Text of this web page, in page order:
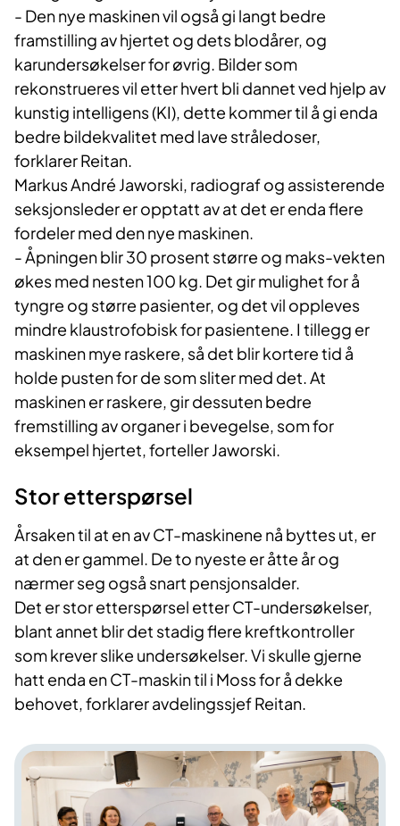
- Den nye maskinen vil også gi langt bedre
framstilling av hjertet og dets blodårer, og
karundersøkelser for øvrig. Bilder som
rekonstrueres vil etter hvert bli dannet ved hjelp av
kunstig intelligens (KI), dette kommer til å gi enda
bedre bildekvalitet med lave stråledoser,
forklarer Reitan.
Markus André Jaworski, radiograf og assisterende
seksjonsleder er opptatt av at det er enda flere
fordeler med den nye maskinen.
- Åpningen blir 30 prosent større og maks-vekten
økes med nesten 100 kg. Det gir mulighet for å
tyngre og større pasienter, og det vil oppleves
mindre klaustrofobisk for pasientene. I tillegg er
maskinen mye raskere, så det blir kortere tid å
holde pusten for de som sliter med det. At
maskinen er raskere, gir dessuten bedre
fremstilling av organer i bevegelse, som for
eksempel hjertet, forteller Jaworski.
Stor etterspørsel
Årsaken til at en av CT-maskinene nå byttes ut, er
at den er gammel. De to nyeste er åtte år og
nærmer seg også snart pensjonsalder.
Det er stor etterspørsel etter CT-undersøkelser,
blant annet blir det stadig flere kreftkontroller
som krever slike undersøkelser. Vi skulle gjerne
hatt enda en CT-maskin til i Moss for å dekke
behovet, forklarer avdelingssjef Reitan.